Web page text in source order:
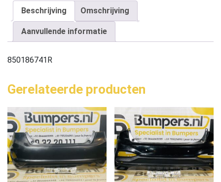
Beschrijving Omschrijving
Aanvullende informatie
850186741R
Gerelateerde producten